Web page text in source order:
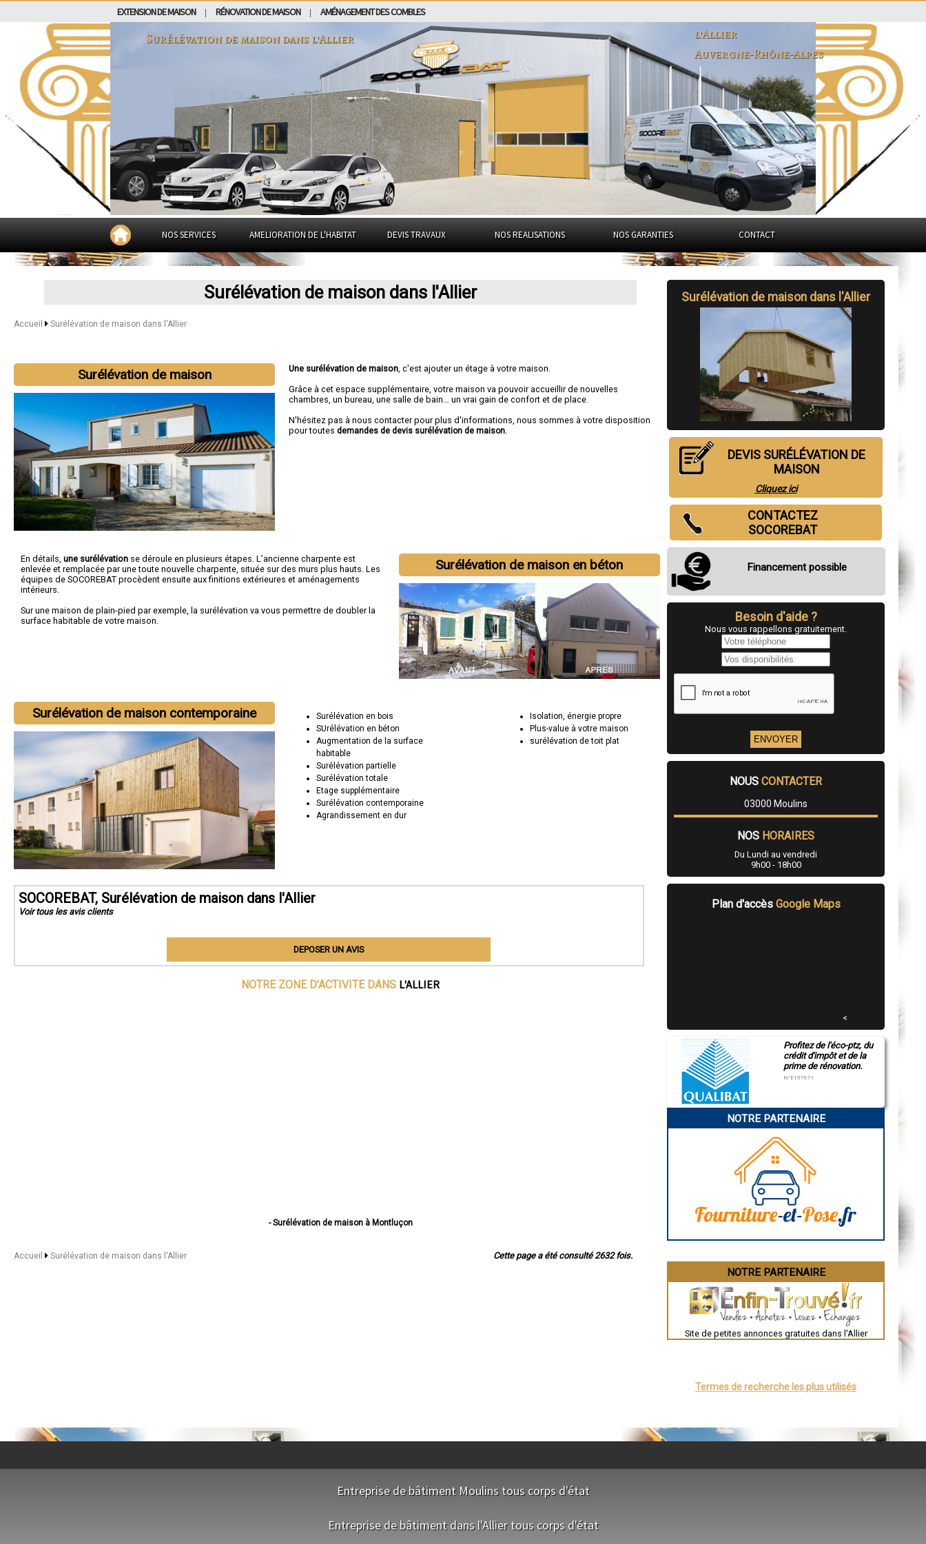
EXTENSION DE MAISON RÉNOVATION DE MAISON AMÉNAGEMENT DES COMBLES
Surélévation de maison dans l'Allier
l'Allier
Auvergne-Rhône-Alpes
NOS SERVICES AMELIORATION DE L'HABITAT DEVIS TRAVAUX NOS REALISATIONS NOS GARANTIES CONTACT
Surélévation de maison dans l'Allier
Accueil Surélévation de maison dans l'Allier
Surélévation de maison Une surélévation de maison, c'est ajouter un étage à votre maison.
Grâce à cet espace supplémentaire, votre maison va pouvoir accueillir de nouvelles
chambres, un bureau, une salle de bain… un vrai gain de confort et de place.
N'hésitez pas à nous contacter pour plus d'informations, nous sommes à votre disposition
pour toutesdemandes de devis surélévation de maison.
Surélévation de maison en béton
En détails, une surélévation se déroule en plusieurs étapes. L’ancienne charpente est
enlevée et remplacée par une toute nouvelle charpente, située sur des murs plus hauts. Les
équipes de SOCOREBAT procèdent ensuite aux finitions extérieures et aménagements
intérieurs.
Sur une maison de plain-pied par exemple, la surélévation va vous permettre de doubler la
surface habitable de votre maison.
Surélévation de maison contemporaine
Surélévation en bois
SUrélévation en béton
Augmentation de la surface
habitable
Surélévation partielle
Surélévation totale
Etage supplémentaire
Surélévation contemporaine
Agrandissement en dur
Isolation, énergie propre
Plus-value à votre maison
surélévation de toit plat
SOCOREBAT, Surélévation de maison dans l'Allier
Voir tous les avis clients
DEPOSER UN AVIS
NOTRE ZONE D'ACTIVITE DANS L'ALLIER
- Surélévation de maison à Montluçon
- Surélévation de maison à Saint-Yorre
- Surélévation de maison à Bourbon-l'Archambault
- Surélévation de maison à Vendat
- Surélévation de maison à Cosne-d'Allier
- Surélévation de maison à Lurcy-Lévis
Cette page a été consulté 2632 fois.
Accueil Surélévation de maison dans l'Allier
Surélévation de maison dans l'Allier
DEVIS SURÉLÉVATION DE
MAISON
Cliquez ici
CONTACTEZ
SOCOREBAT
Financement possible
Besoin d'aide ?
Nous vous rappellons gratuitement.
NOUS CONTACTER
03000 Moulins
NOS HORAIRES
Du Lundi au vendredi
9h00 - 18h00
Plan d'accès Google Maps
<
Profitez de l'éco-ptz, du
crédit d'impôt et de la
prime de rénovation.
N°E157671
NOTRE PARTENAIRE
NOTRE PARTENAIRE
Site de petites annonces gratuites dans l'Allier
Termes de recherche les plus utilisés
Entreprise de bâtiment Moulins tous corps d'état
Entreprise de bâtiment dans l'Allier tous corps d'état